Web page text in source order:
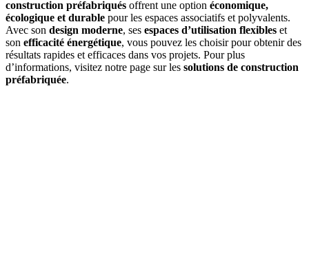
construction préfabriqués offrent une option économique,
écologique et durable pour les espaces associatifs et polyvalents.
Avec son design moderne, ses espaces d’utilisation flexibles et
son efficacité énergétique, vous pouvez les choisir pour obtenir des
résultats rapides et efficaces dans vos projets. Pour plus
d’informations, visitez notre page sur les solutions de construction
préfabriquée.